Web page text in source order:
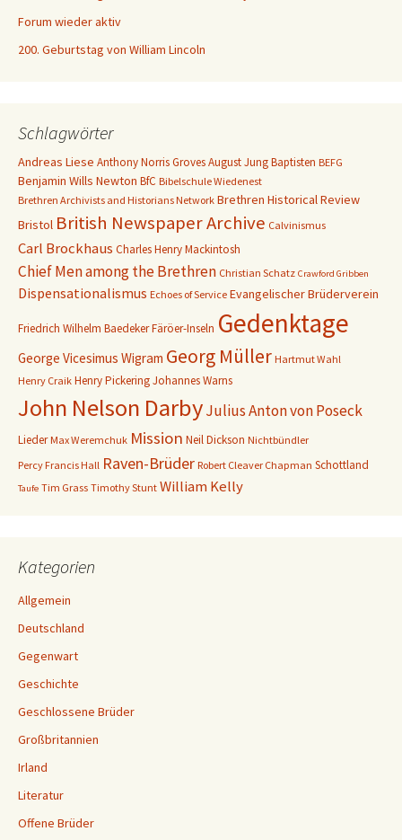
Forum wieder aktiv
200. Geburtstag von William Lincoln
Schlagwörter
Andreas Liese Anthony Norris GrovesAugust JungBaptisten BEFG
Benjamin Wills Newton BfC Bibelschule Wiedenest
Brethren Archivists and Historians Network Brethren Historical Review
Bristol British Newspaper Archive Calvinismus
Carl Brockhaus Charles Henry Mackintosh
Chief Men among the Brethren Christian Schatz Crawford Gribben
Dispensationalismus Echoes of Service Evangelischer Brüderverein
Friedrich Wilhelm BaedekerFäröer-Inseln Gedenktage
George Vicesimus Wigram Georg Müller Hartmut Wahl
Henry Craik Henry PickeringJohannes Warns
John Nelson DarbyJulius Anton von Poseck
Lieder Max Weremchuk Mission Neil Dickson Nichtbündler
Percy Francis Hall Raven-Brüder Robert Cleaver Chapman Schottland
Taufe Tim Grass Timothy Stunt William Kelly
Kategorien
Allgemein
Deutschland
Gegenwart
Geschichte
Geschlossene Brüder
Großbritannien
Irland
Literatur
Offene Brüder